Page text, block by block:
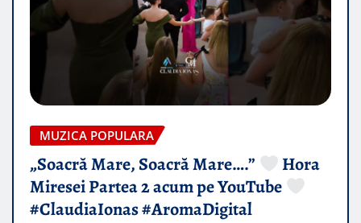
MUZICA POPULARA
„Soacră Mare, Soacră Mare….”
Hora
Miresei Partea 2 acum pe YouTube
#ClaudiaIonas #AromaDigital